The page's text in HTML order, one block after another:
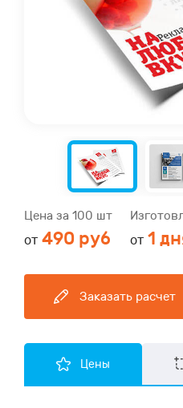
Цена за 100 шт
от 490 руб от 1
Заказать расчет
Цены